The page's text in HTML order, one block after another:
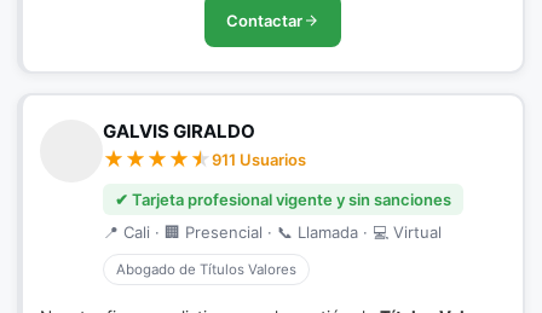
Contactar
GALVIS GIRALDO
911 Usuarios
✔ Tarjeta profesional vigente y sin sanciones
📍 Cali · 🏢 Presencial · 📞 Llamada · 💻 Virtual
Abogado de Títulos Valores